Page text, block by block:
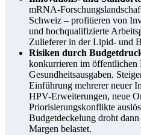
mRNA-
Schweiz – profitieren von
und hochqualifizierte
Zulieferer in der Lipid- und
Risiken durch
konkurrieren im öffentlichen
Gesundheitsausgaben.
Einführung mehrerer neuer
HPV-Erweiterungen, neue
Priorisierungskonflikte
Budgetdeckelung droht
Margen belastet.